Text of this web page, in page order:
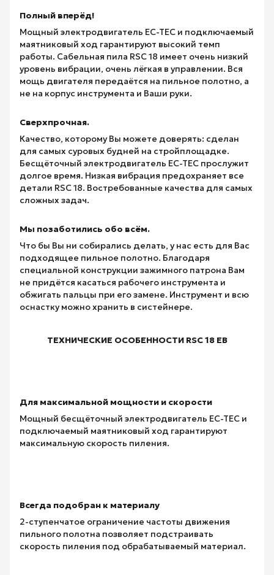
Полный вперёд!
Мощный электродвигатель EC-TEC и подключаемый
маятниковый ход гарантируют высокий темп
работы. Сабельная пила RSC 18 имеет очень низкий
уровень вибрации, очень лёгкая в управлении. Вся
мощь двигателя передаётся на пильное полотно, а
не на корпус инструмента и Ваши руки.
Сверхпрочная.
Качество, которому Вы можете доверять: сделан
для самых суровых будней на стройплощадке.
Бесщёточный электродвигатель EC-TEC прослужит
долгое время. Низкая вибрация предохраняет все
детали RSC 18. Востребованные качества для самых
сложных задач.
Мы позаботились обо всём.
Что бы Вы ни собирались делать, у нас есть для Вас
подходящее пильное полотно. Благодаря
специальной конструкции зажимного патрона Вам
не придётся касаться рабочего инструмента и
обжигать пальцы при его замене. Инструмент и всю
оснастку можно хранить в систейнере.
ТЕХНИЧЕСКИЕ ОСОБЕННОСТИ RSC 18 EB
Для максимальной мощности и скорости
Мощный бесщёточный электродвигатель EC-TEC и
подключаемый маятниковый ход гарантируют
максимальную скорость пиления.
Всегда подобран к материалу
2-ступенчатое ограничение частоты движения
пильного полотна позволяет подстраивать
скорость пиления под обрабатываемый материал.